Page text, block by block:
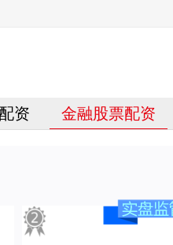
资 金融股票配资